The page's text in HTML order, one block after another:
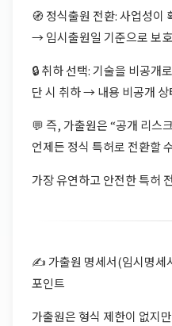
🧭 정식출원 전환: 사업성이
→ 임시출원일 기준으로 보호
🔒 취하 선택: 기술을 비공개
단 시 취하 → 내용 비공개 상
💬 즉, 가출원은 “공개 리스
언제든 정식 특허로 전환할
가장 유연하고 안전한 특허
✍️ 가출원 명세서(임시명세
포인트
가출원은 형식 제한이 없지